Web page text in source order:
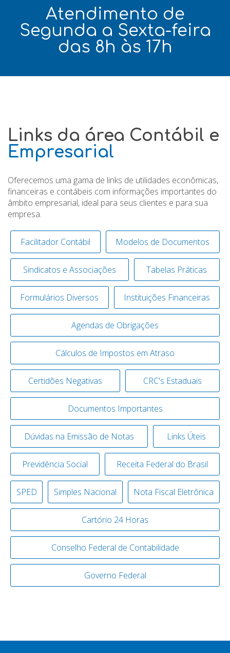
Atendimento de
Segunda a Sexta-feira
das 8h às 17h
Links da área Contábil e
Empresarial
Oferecemos uma gama de links de utilidades econômicas,
financeiras e contábeis com informações importantes do
âmbito empresarial, ideal para seus clientes e para sua
empresa.
Facilitador Contábil Modelos de Documentos
Sindicatos e Associações Tabelas Práticas
Formulários Diversos Instituições Financeiras
Agendas de Obrigações
Cálculos de Impostos em Atraso
Certidões Negativas CRC's Estaduais
Documentos Importantes
Dúvidas na Emissão de Notas Links Úteis
Previdência Social Receita Federal do Brasil
SPED Simples Nacional Nota Fiscal Eletrônica
Cartório 24 Horas
Conselho Federal de Contabilidade
Governo Federal